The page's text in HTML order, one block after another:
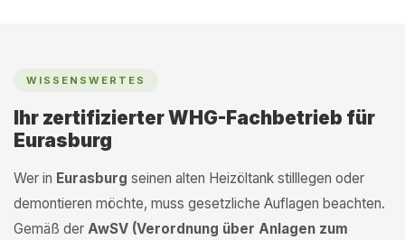
WISSENSWERTES
Ihr zertifizierter WHG-Fachbetrieb für
Eurasburg
Wer in Eurasburg seinen alten Heizöltank stilllegen oder
demontieren möchte, muss gesetzliche Auflagen beachten.
Gemäß der AwSV (Verordnung über Anlagen zum